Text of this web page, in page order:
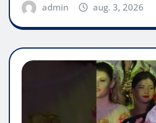
admin aug. 3, 2026